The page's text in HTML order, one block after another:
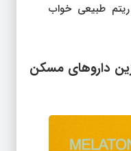
ریتم طبیعی خواب
داروهای مسکن